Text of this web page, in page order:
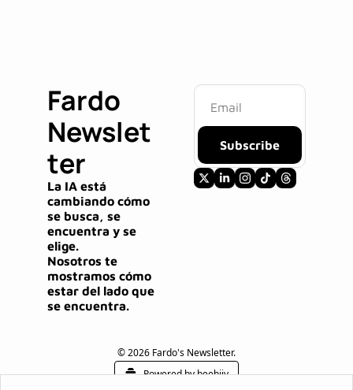
Fardo
Newslet
ter
La IA está
cambiando cómo
se busca, se
encuentra y se
elige.
Nosotros te
mostramos cómo
estar del lado que
se encuentra.
Subscribe
© 2026 Fardo's Newsletter.
Powered by beehiiv